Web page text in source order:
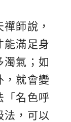
師說，
能滿足身
濁氣；如
，就會變
「名色呼
法，可以